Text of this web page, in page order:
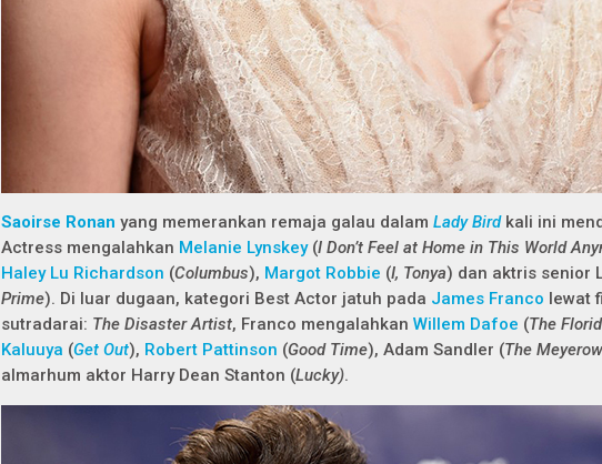
Saoirse Ronan yang memerankan remaja galau dalam Lady Birdkali ini
Actress mengalahkan Melanie Lynskey(I Don’t Feel at Home in This World
Haley Lu Richardson (Columbus), Margot Robbie (I, Tonya) dan aktris senior
Prime). Di luar dugaan, kategori Best Actor jatuh pada James Franco lewat
sutradarai: The Disaster Artist, Franco mengalahkan Willem Dafoe (The
Kaluuya (Get Out), Robert Pattinson (Good Time), Adam Sandler (The
almarhum aktor Harry Dean Stanton (Lucky).